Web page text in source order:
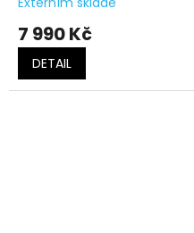
7 990 Kč
DETAIL